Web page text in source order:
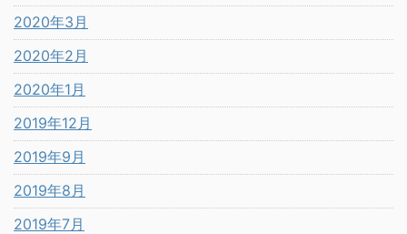
2020年3月
2020年2月
2020年1月
2019年12月
2019年9月
2019年8月
2019年7月